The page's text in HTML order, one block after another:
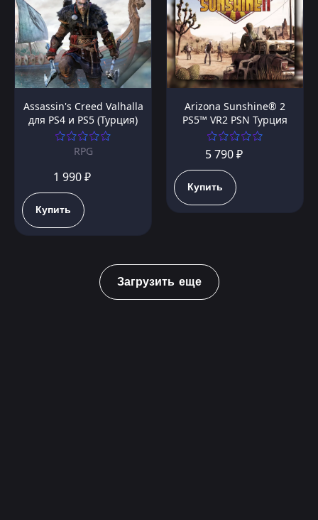
Assassin's Creed Valhalla
для PS4 и PS5 (Турция)
RPG
1 990 ₽
Купить
Arizona Sunshine® 2
PS5™ VR2 PSN Турция
5 790 ₽
Купить
Загрузить еще